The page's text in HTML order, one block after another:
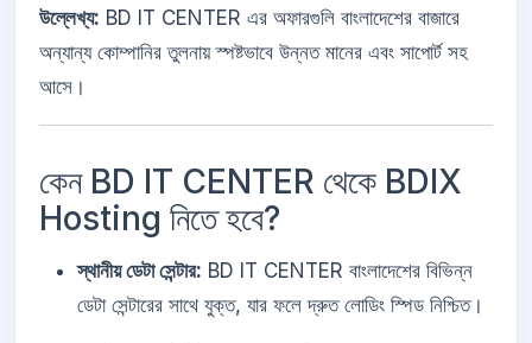
উল্লেখ্য: BD IT CENTER এর অফারগুলি বাংলাদেশের বাজারে
অন্যান্য কোম্পানির তুলনায় স্পষ্টভাবে উন্নত মানের এবং সাপোর্ট সহ
আসে।
কেন BD IT CENTER থেকে BDIX
Hosting নিতে হবে?
স্থানীয় ডেটা সেন্টার: BD IT CENTER বাংলাদেশের বিভিন্ন
ডেটা সেন্টারের সাথে যুক্ত, যার ফলে দ্রুত লোডিং স্পিড নিশ্চিত।